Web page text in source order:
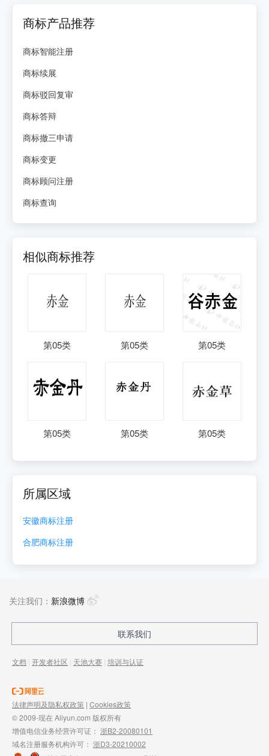
商标产品推荐
商标智能注册
商标续展
商标驳回复审
商标答辩
商标撤三申请
商标变更
商标顾问注册
商标查询
相似商标推荐
第05类 第05类 第05类
第05类 第05类 第05类
所属区域
安徽商标注册
合肥商标注册